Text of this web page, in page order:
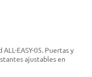
EASY-05. Puertas y
ajustables en